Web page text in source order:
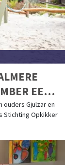
EEN
VOL
ouders Gjulzar en
Stichting Opkikker